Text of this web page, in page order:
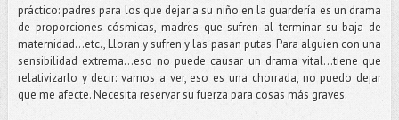
práctico: padres para los que dejar a su niño en la guardería es un drama
de proporciones cósmicas, madres que sufren al terminar su baja de
maternidad…etc., Lloran y sufren y las pasan putas. Para alguien con una
sensibilidad extrema…eso no puede causar un drama vital…tiene que
relativizarlo y decir: vamos a ver, eso es una chorrada, no puedo dejar
que me afecte. Necesita reservar su fuerza para cosas más graves.